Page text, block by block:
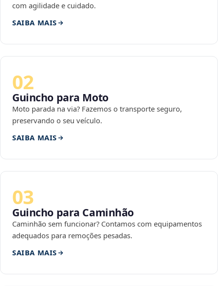
com agilidade e cuidado.
SAIBA MAIS
02
Guincho para Moto
Moto parada na via? Fazemos o transporte seguro,
preservando o seu veículo.
SAIBA MAIS
03
Guincho para Caminhão
Caminhão sem funcionar? Contamos com equipamentos
adequados para remoções pesadas.
SAIBA MAIS